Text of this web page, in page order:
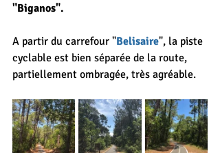
"Biganos".
A partir du carrefour "Belisaire", la piste
cyclable est bien séparée de la route,
partiellement ombragée, très agréable.